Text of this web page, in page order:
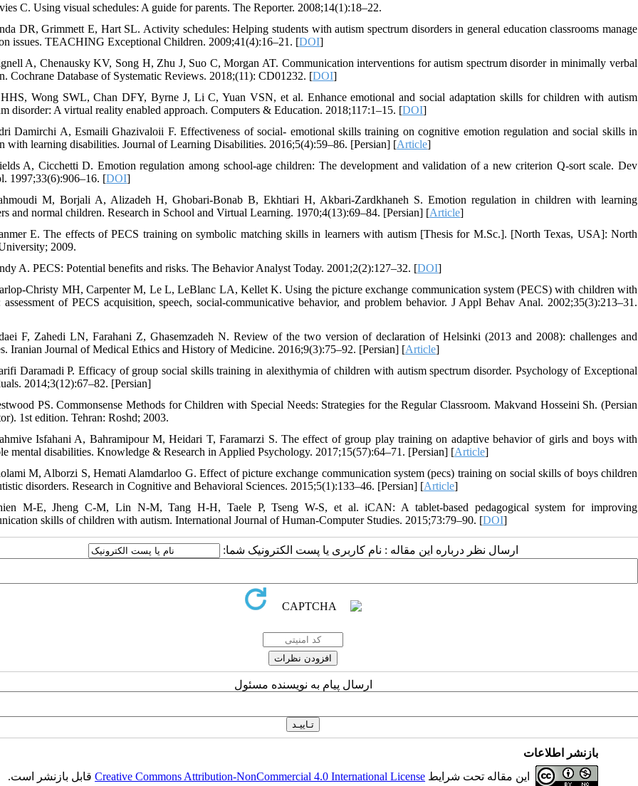
C. Using visual schedules: A guide for parents. The Reporter. 2008;14(1):18–22.
DR, Grimmett E, Hart SL. Activity schedules: Helping students with autism spectrum disorders in general education classrooms manage
issues. TEACHING Exceptional Children. 2009;41(4):16–21. [DOI]
A, Chenausky KV, Song H, Zhu J, Suo C, Morgan AT. Communication interventions for autism spectrum disorder in minimally verbal
Cochrane Database of Systematic Reviews. 2018;(11): CD01232. [DOI]
Wong SWL, Chan DFY, Byrne J, Li C, Yuan VSN, et al. Enhance emotional and social adaptation skills for children with autism
disorder: A virtual reality enabled approach. Computers & Education. 2018;117:1–15. [DOI]
Damirchi A, Esmaili Ghazivaloii F. Effectiveness of social- emotional skills training on cognitive emotion regulation and social skills in
with learning disabilities. Journal of Learning Disabilities. 2016;5(4):59–86. [Persian] [Article]
A, Cicchetti D. Emotion regulation among school-age children: The development and validation of a new criterion Q-sort scale. Dev
1997;33(6):906–16. [DOI]
M, Borjali A, Alizadeh H, Ghobari-Bonab B, Ekhtiari H, Akbari-Zardkhaneh S. Emotion regulation in children with learning
and normal children. Research in School and Virtual Learning. 1970;4(13):69–84. [Persian] [Article]
E. The effects of PECS training on symbolic matching skills in learners with autism [Thesis for M.Sc.]. [North Texas, USA]: North
2009.
A. PECS: Potential benefits and risks. The Behavior Analyst Today. 2001;2(2):127–32. [DOI]
Christy MH, Carpenter M, Le L, LeBlanc LA, Kellet K. Using the picture exchange communication system (PECS) with children with
assessment of PECS acquisition, speech, social-communicative behavior, and problem behavior. J Appl Behav Anal. 2002;35(3):213–31.
F, Zahedi LN, Farahani Z, Ghasemzadeh N. Review of the two version of declaration of Helsinki (2013 and 2008): challenges and
Iranian Journal of Medical Ethics and History of Medicine. 2016;9(3):75–92. [Persian] [Article]
Daramadi P. Efficacy of group social skills training in alexithymia of children with autism spectrum disorder. Psychology of Exceptional
2014;3(12):67–82. [Persian]
PS. Commonsense Methods for Children with Special Needs: Strategies for the Regular Classroom. Makvand Hosseini Sh. (Persian
1st edition. Tehran: Roshd; 2003.
Isfahani A, Bahramipour M, Heidari T, Faramarzi S. The effect of group play training on adaptive behavior of girls and boys with
mental disabilities. Knowledge & Research in Applied Psychology. 2017;15(57):64–71. [Persian] [Article]
M, Alborzi S, Hemati Alamdarloo G. Effect of picture exchange communication system (pecs) training on social skills of boys children
disorders. Research in Cognitive and Behavioral Sciences. 2015;5(1):133–46. [Persian] [Article]
M-E, Jheng C-M, Lin N-M, Tang H-H, Taele P, Tseng W-S, et al. iCAN: A tablet-based pedagogical system for improving
skills of children with autism. International Journal of Human-Computer Studies. 2015;73:79–90. [DOI]
ارسال نظر درباره این مقاله : نام کاربری یا پست الکترونیک شما:
ارسال پیام به نویسنده مسئول
بازنشر اطلاعات
این مقاله تحت شرایط Creative Commons Attribution-NonCommercial 4.0 International Licenseقابل بازنشر است.